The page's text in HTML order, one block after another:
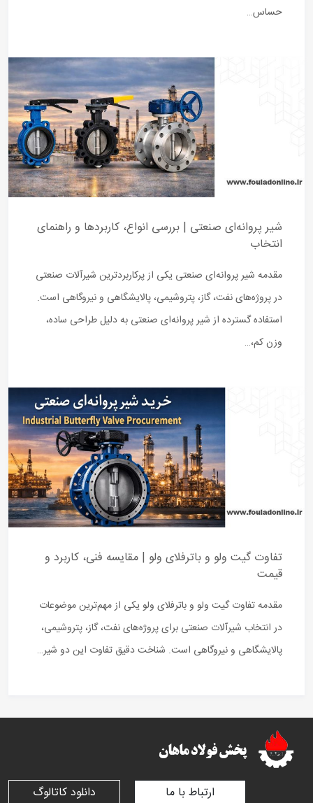
حساس…
شیر پروانه‌ای صنعتی | بررسی انواع، کاربردها و راهنمای
انتخاب
مقدمه شیر پروانه‌ای صنعتی یکی از پرکاربردترین شیرآلات صنعتی
در پروژه‌های نفت، گاز، پتروشیمی، پالایشگاهی و نیروگاهی است.
استفاده گسترده از شیر پروانه‌ای صنعتی به دلیل طراحی ساده،
وزن کم،…
تفاوت گیت ولو و باترفلای ولو | مقایسه فنی، کاربرد و
قیمت
مقدمه تفاوت گیت ولو و باترفلای ولو یکی از مهم‌ترین موضوعات
در انتخاب شیرآلات صنعتی برای پروژه‌های نفت، گاز، پتروشیمی،
پالایشگاهی و نیروگاهی است. شناخت دقیق تفاوت این دو شیر…
ارتباط با ما دانلود کاتالوگ